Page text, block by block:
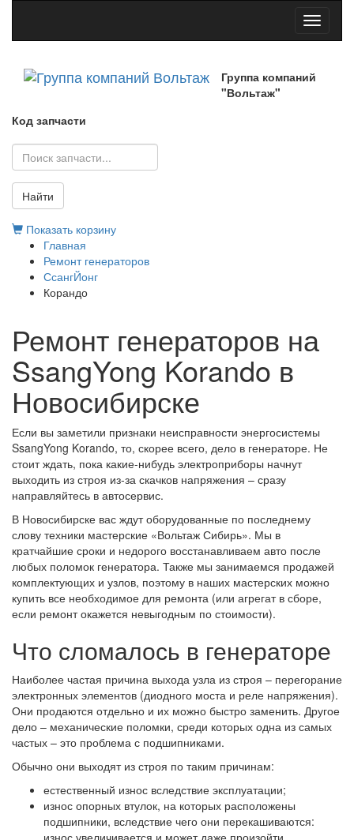
Toggle
Группа компаний
"Вольтаж"
Код запчасти
Найти
Показать корзину
Главная
Ремонт генераторов
СсангЙонг
Корандо
Ремонт генераторов на
SsangYong Korando в
Новосибирске
Если вы заметили признаки неисправности энергосистемы
SsangYong Korando, то, скорее всего, дело в генераторе. Не
стоит ждать, пока какие-нибудь электроприборы начнут
выходить из строя из-за скачков напряжения – сразу
направляйтесь в автосервис.
В Новосибирске вас ждут оборудованные по последнему
слову техники мастерские «Вольтаж Сибирь». Мы в
кратчайшие сроки и недорого восстанавливаем авто после
любых поломок генератора. Также мы занимаемся продажей
комплектующих и узлов, поэтому в наших мастерских можно
купить все необходимое для ремонта (или агрегат в сборе,
если ремонт окажется невыгодным по стоимости).
Что сломалось в генераторе
Наиболее частая причина выхода узла из строя – перегорание
электронных элементов (диодного моста и реле напряжения).
Они продаются отдельно и их можно быстро заменить. Другое
дело – механические поломки, среди которых одна из самых
частых – это проблема с подшипниками.
Обычно они выходят из строя по таким причинам:
естественный износ вследствие эксплуатации;
износ опорных втулок, на которых расположены
подшипники, вследствие чего они перекашиваются:
износ увеличивается и может даже произойти